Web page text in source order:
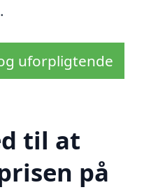
uforpligtende
til at
på